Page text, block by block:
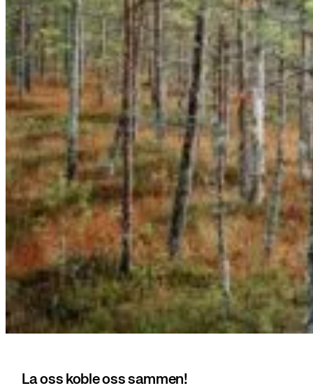
La oss koble oss sammen!